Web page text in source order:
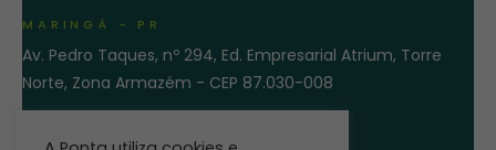
MARINGÁ - PR
Av. Pedro Taques, nº 294, Ed. Empresarial Atrium, Torre
Norte, Zona Armazém - CEP 87.030-008